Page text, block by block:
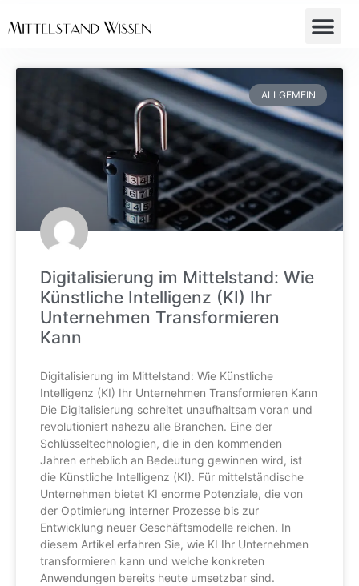
ALLGEMEIN
Digitalisierung im Mittelstand: Wie
Künstliche Intelligenz (KI) Ihr
Unternehmen Transformieren
Kann
Digitalisierung im Mittelstand: Wie Künstliche
Intelligenz (KI) Ihr Unternehmen Transformieren Kann
Die Digitalisierung schreitet unaufhaltsam voran und
revolutioniert nahezu alle Branchen. Eine der
Schlüsseltechnologien, die in den kommenden
Jahren erheblich an Bedeutung gewinnen wird, ist
die Künstliche Intelligenz (KI). Für mittelständische
Unternehmen bietet KI enorme Potenziale, die von
der Optimierung interner Prozesse bis zur
Entwicklung neuer Geschäftsmodelle reichen. In
diesem Artikel erfahren Sie, wie KI Ihr Unternehmen
transformieren kann und welche konkreten
Anwendungen bereits heute umsetzbar sind.